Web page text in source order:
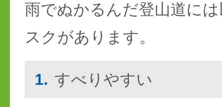
雨でぬかるんだ登山道に
スクがあります。
1. すべりやすい